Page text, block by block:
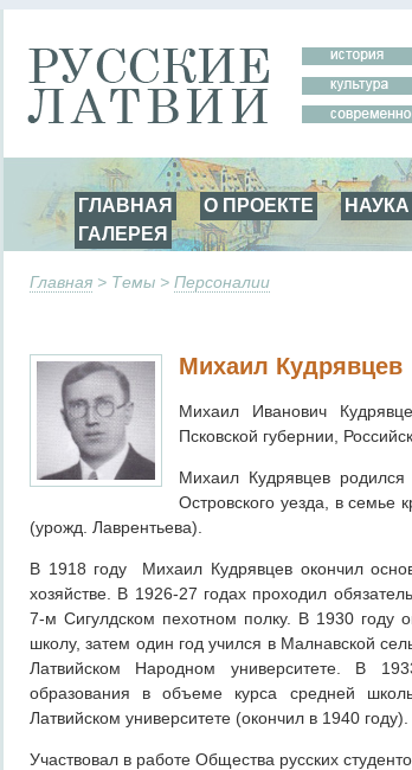
ГЛАВНАЯ О ПРОЕКТЕ НАУКА
ГАЛЕРЕЯ
Главная > Темы > Персоналии
Михаил Кудрявцев
Михаил Иванович
Псковской губернии,
Михаил Кудрявцев родился
Островского уезда, в семье
(урожд. Лаврентьева).
В 1918 году Михаил Кудрявцев окончил
хозяйстве. В 1926-27 годах проходил
7-м Сигулдском пехотном полку. В 1930 году
школу, затем один год учился в Малнавской
Латвийском Народном университете. В
образования в объеме курса средней
Латвийском университете (окончил в 1940 году).
Участвовал в работе Общества русских